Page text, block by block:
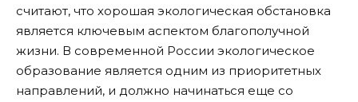
считают, что хорошая экологическая обстановка
является ключевым аспектом благополучной
жизни. В современной России экологическое
образование является одним из приоритетных
направлений, и должно начинаться еще со